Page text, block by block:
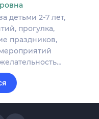
детьми 2-7 лет,
прогулка,
праздников,